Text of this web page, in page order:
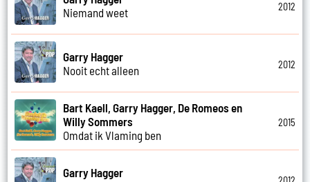
Niemand weet
2012
Garry Hagger
Nooit echt alleen
2012
Bart Kaell, Garry Hagger, De Romeos en
Willy Sommers
Omdat ik Vlaming ben
2015
Garry Hagger